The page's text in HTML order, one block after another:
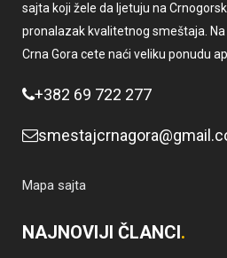
sajta koji žele da ljetuju na
pronalazak kvalitetnog smeštaja.
Crna Gora cete naći veliku ponudu
+382 69 722 277
Mapa sajta
NAJNOVIJI ČLANCI